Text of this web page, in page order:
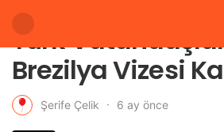
Türk
Brezilya Vizesi
Şerife Çelik 6 ay önce